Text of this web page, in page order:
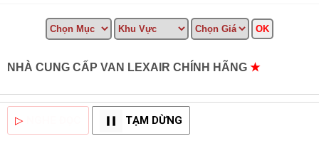
NHÀ CUNG CẤP VAN LEXAIR CHÍNH HÃNG ★
▷ TẠM DỪNG